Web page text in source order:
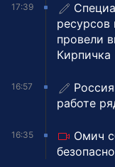
17:39
ресурсов
провели
Кирпичка
16:57
работе
16:35
Омич